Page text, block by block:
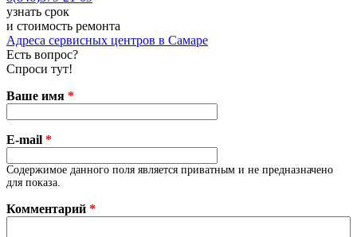
узнать срок
и стоимость ремонта
Адреса сервисных центров в Самаре
Есть вопрос?
Спроси тут!
Ваше имя *
E-mail *
Содержимое данного поля является приватным и не предназначено
для показа.
Комментарий *